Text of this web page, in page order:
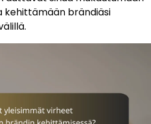
kehittämään brändiäsi